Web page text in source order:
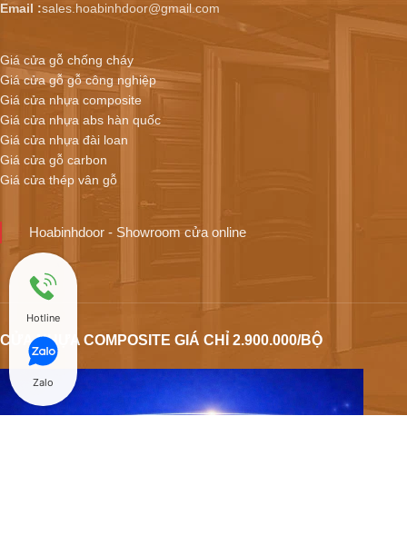
Email :sales.hoabinhdoor@gmail.com
Giá cửa gỗ chống cháy
Giá cửa gỗ gỗ công nghiệp
Giá cửa nhựa composite
Giá cửa nhựa abs hàn quốc
Giá cửa nhựa đài loan
Giá cửa gỗ carbon
Giá cửa thép vân gỗ
Hoabinhdoor - Showroom cửa online
CỬA NHỰA COMPOSITE GIÁ CHỈ 2.900.000/BỘ
Hotline
Zalo